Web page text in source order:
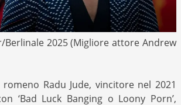
Berlinale 2025 (Migliore attore Andrew
Radu Jude, vincitore nel 2021
‘Bad Luck Banging o Loony Porn’,